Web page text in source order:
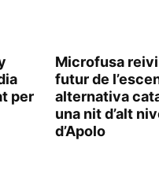
per
Microfusa
futur de
alternativa
una nit d’alt
d’Apolo